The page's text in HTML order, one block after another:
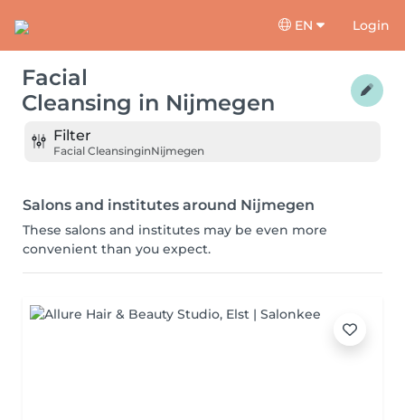
EN Login
Facial
Cleansing in Nijmegen
Filter
Facial CleansinginNijmegen
Salons and institutes around Nijmegen
These salons and institutes may be even more
convenient than you expect.